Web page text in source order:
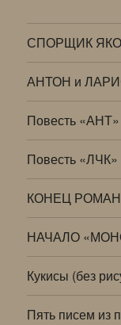
СПОРЩИК
АНТОН и
Повесть
Повесть «ЛЧК»
КОНЕЦ
НАЧАЛО
Кукисы (без
Пять писем из